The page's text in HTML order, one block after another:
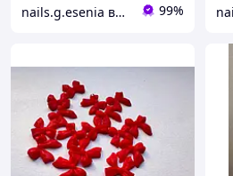
nails.g.esenia все для манікюру 99%